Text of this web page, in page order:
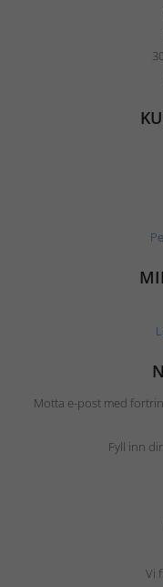
Motta e-post med
Fyll inn
Vi